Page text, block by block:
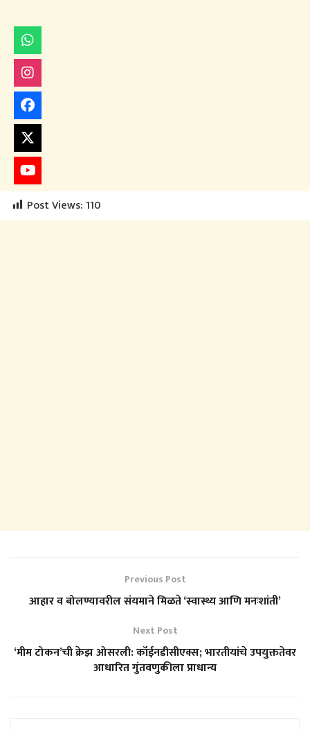
Post Views: 110
Previous Post
आहार व बोलण्यावरील संयमाने मिळते ‘स्वास्थ्य आणि मनःशांती’
Next Post
‘मीम टोकन’ची क्रेझ ओसरली: कॉईनडीसीएक्स; भारतीयांचे उपयुक्ततेवर
आधारित गुंतवणुकीला प्राधान्य